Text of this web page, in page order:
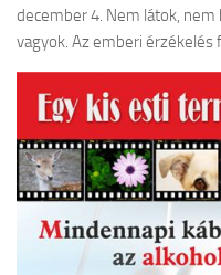
december 4. Nem látok,
vagyok. Az emberi érzékelés